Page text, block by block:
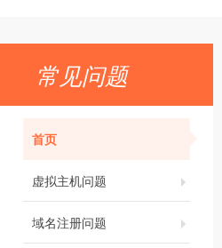
常见问题
首页
虚拟主机问题
域名注册问题